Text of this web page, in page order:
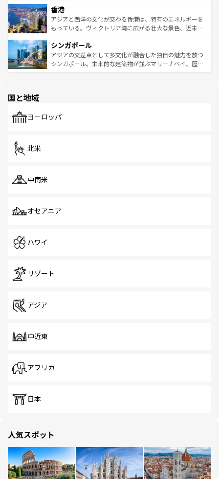
とつ。フォーやバインミー、ベトナムコーヒーなどは、ぜ
ひ現地で味わいたい。どの地域を訪れてもあたたかい人々
が旅行者を迎えてくれるので、きっと忘れられない旅にな
参照してほしい。
の活気が交差している。北部ではチェンマイなどの山岳地
帯で自然と触れ合い、南部ではプーケットやクラビの美し
いビーチでリゾート気分を楽しむことができる。タイ料理
激する。気候は一年中温暖で、どの季節にも異なる楽しみ
が待っている。親しみやすいタイの人々、仏教を中心とし
た文化、そして多様な観光資源が、訪れる旅人を魅了し続
香港
アジアと西洋の文化が交わる香港は、特有のエネルギーを
もっている。ヴィクトリア湾に広がる壮大な景色、近未来
み、どこを訪れても感動するはず。観光スポットが密集し
ており、効率よく見どころを回れるのも魅力。息をのむよ
うな絶景から文化的な体験まで、香港を存分に楽しみ尽く
シンガポール
アジアの交差点として多文化が融合した独自の魅力を放つ
シンガポール。未来的な建築物が並ぶマリーナベイ、歴史
で、ホーカーズは地元の風情を楽しめる外せないスポット
国と地域
ヨーロッパ
北米
中南米
オセアニア
ハワイ
リゾート
アジア
中近東
アフリカ
日本
人気スポット